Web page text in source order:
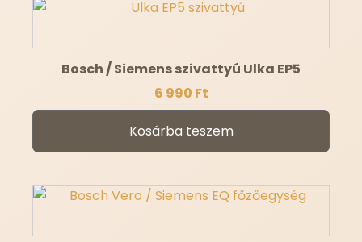
Bosch / Siemens szivattyú Ulka EP5
6 990 Ft
Kosárba teszem